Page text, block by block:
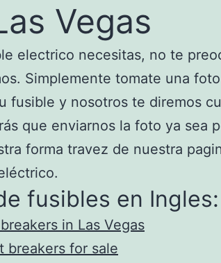
Vegas
electrico necesitas, no te
Simplemente tomate una
fusible y nosotros te diremos
que enviarnos la foto ya sea
forma travez de nuestra
fusibles en Ingles:
in Las Vegas
breakers for sale